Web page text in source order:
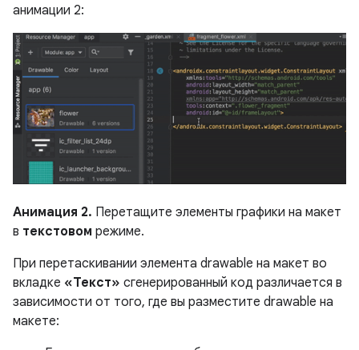
анимации 2:
Анимация 2. Перетащите элементы графики на макет
в текстовом режиме.
При перетаскивании элемента drawable на макет во
вкладке «Текст» сгенерированный код различается в
зависимости от того, где вы разместите drawable на
макете: